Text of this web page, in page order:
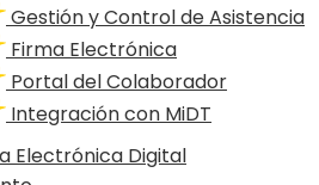
Gestión y Control de Asistencia
Firma Electrónica
Portal del Colaborador
Integración con MiDT
Electrónica Digital